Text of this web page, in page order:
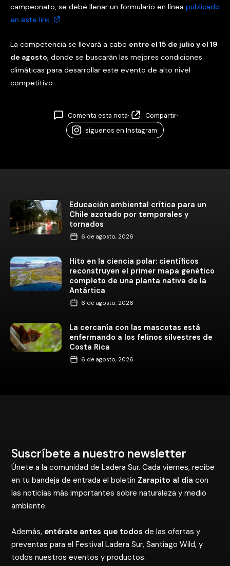
campeonato, se debe llenar un formulario en línea publicado
en este link.
La competencia se llevará a cabo entre el 15 de julio y el 19
de agosto, donde se buscarán las mejores condiciones
climáticas para desarrollar este evento de alto nivel
competitivo.
Comenta esta nota· Compartir·
síguenos en Instagram
Educación ambiental crítica para un
Chile azotado por temporales y
tornados
6 de agosto, 2026
Hito en la ciencia polar: científicos
reconstruyen el primer mapa genético
completo de una planta nativa de la
Antártica
6 de agosto, 2026
La cercanía con las mascotas está
enfermando a los felinos silvestres de
Costa Rica
6 de agosto, 2026
Suscríbete a nuestro newsletter
Únete a la comunidad de Ladera Sur. Cada viernes, recibe
en tu bandeja de entrada el boletín Zarapito al día con
las noticias más importantes sobre naturaleza y medio
ambiente.
Además, entérate antes que todos de las ofertas y
preventas para el Festival Ladera Sur, Santiago Wild, y
todos nuestros eventos y productos.